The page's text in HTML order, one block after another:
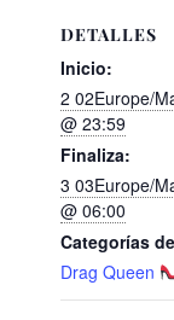
DETALLES
Inicio:
2 02Europe/
@ 23:59
Finaliza:
3 03Europe/
@ 06:00
Categorías
Drag Queen